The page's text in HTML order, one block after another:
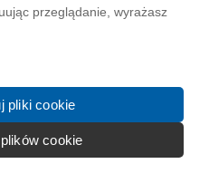
przeglądanie, wyrażasz
pliki cookie
cookie